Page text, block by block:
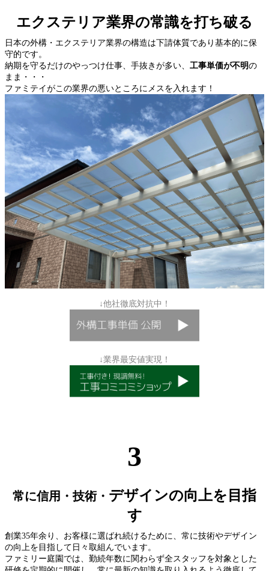
エクステリア業界の常識を打ち破る
日本の外構・エクステリア業界の構造は下請体質であり基本的に保
守的です。
納期を守るだけのやっつけ仕事、手抜きが多い、 工事単価が不明の
まま・・・
ファミテイがこの業界の悪いところにメスを入れます！
↓他社徹底対抗中！
↓業界最安値実現！
3
常に信用・技術・ デザインの向上を目指
す
創業35年余り、お客様に選ばれ続けるために、常に技術やデザイン
の向上を目指して日々取組んでいます。
ファミリー庭園では、勤続年数に関わらず全スタッフを対象とした